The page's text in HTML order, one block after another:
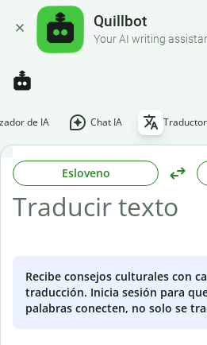
Quillbot
Your AI writing
de IA Chat IA Traductor
Esloveno
Recibe consejos culturales con
traducción. Inicia sesión para
palabras conecten, no solo se